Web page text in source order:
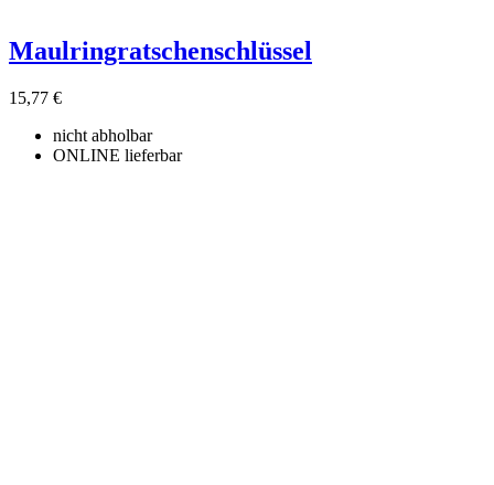
Maulringratschenschlüssel
15,77 €
nicht abholbar
ONLINE lieferbar